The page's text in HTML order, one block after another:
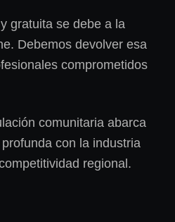
gratuita se debe a la
Debemos devolver esa
comprometidos
comunitaria abarca
con la industria
regional.